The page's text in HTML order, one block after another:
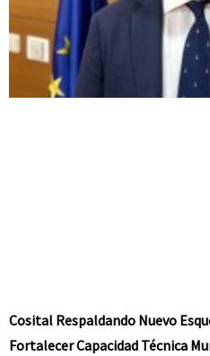
Cosital Respaldando Nuevo
Fortalecer Capacidad Técnica